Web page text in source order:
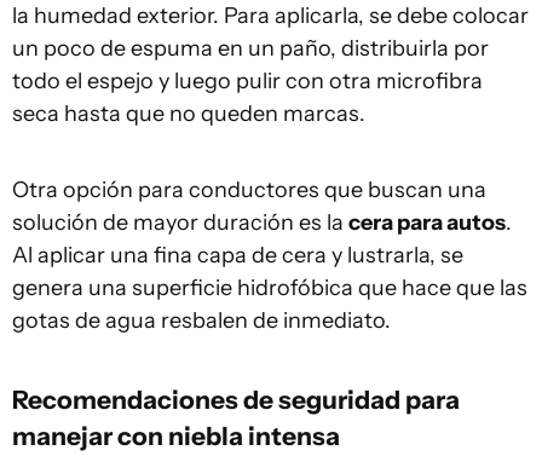
la humedad exterior. Para aplicarla, se debe colocar
un poco de espuma en un paño, distribuirla por
todo el espejo y luego pulir con otra microfibra
seca hasta que no queden marcas.
Otra opción para conductores que buscan una
solución de mayor duración es la cera para autos.
Al aplicar una fina capa de cera y lustrarla, se
genera una superficie hidrofóbica que hace que las
gotas de agua resbalen de inmediato.
Recomendaciones de seguridad para
manejar con niebla intensa